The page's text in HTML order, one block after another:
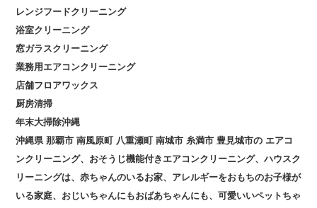
レンジフードクリーニング
浴室クリーニング
窓ガラスクリーニング
業務用エアコンクリーニング
店舗フロアワックス
厨房清掃
年末大掃除沖縄
沖縄県 那覇市 南風原町 八重瀬町 南城市 糸満市 豊見城市の エアコ
ンクリーニング、おそうじ機能付きエアコンクリーニング、ハウスク
リーニングは、赤ちゃんのいるお家、アレルギーをおもちのお子様が
いる家庭、おじいちゃんにもおばあちゃんにも、可愛いいペットちゃ